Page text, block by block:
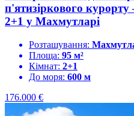
п'ятизіркового
2+1 у Махмутларі
Розташування:
Площа: 95 м²
Кімнат: 2+1
До моря: 600 м
176.000 €